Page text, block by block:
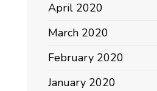
April 2020
March 2020
February 2020
January 2020